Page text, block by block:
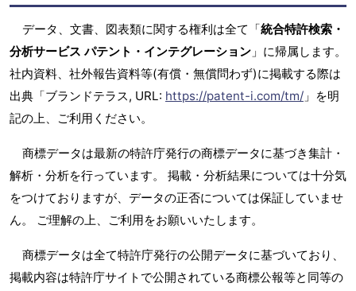
データ、文書、図表類に関する権利は全て「統合特許検索・
分析サービス パテント・インテグレーション 」に帰属します。
社内資料、社外報告資料等(有償・無償問わず)に掲載する際は
出典「ブランドテラス, URL: https://patent-i.com/tm/ 」を明
記の上、ご利用ください。
商標データは最新の特許庁発行の商標データに基づき集計・
解析・分析を行っています。 掲載・分析結果については十分気
をつけておりますが、データの正否については保証していませ
ん。 ご理解の上、ご利用をお願いいたします。
商標データは全て特許庁発行の公開データに基づいており、
掲載内容は特許庁サイトで公開されている商標公報等と同等の